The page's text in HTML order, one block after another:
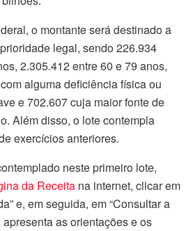
o montante será destinado a
legal, sendo 226.934
2.305.412 entre 60 e 79 anos,
alguma deficiência física ou
e 702.607 cuja maior fonte de
Além disso, o lote contempla
exercícios anteriores.
neste primeiro lote,
da Receita na internet, clicar em
e, em seguida, em “Consultar a
as orientações e os